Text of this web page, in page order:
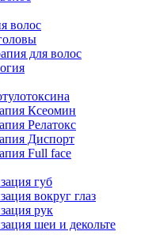
волос
для волос
Ксеомин
Релатокс
Диспорт
Full face
губ
вокруг глаз
рук
шеи и декольте